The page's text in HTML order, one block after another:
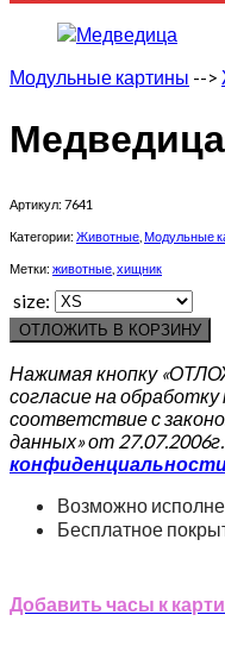
Модульные картины -->
Медведица
Артикул: 7641
Категории: Животные Модульные
Метки: животные хищник
size:
ОТЛОЖИТЬ В КОРЗИНУ
Нажимая кнопку
согласие на
соответствие с
данных» от
Возможно
Бесплатное
Добавить часы к